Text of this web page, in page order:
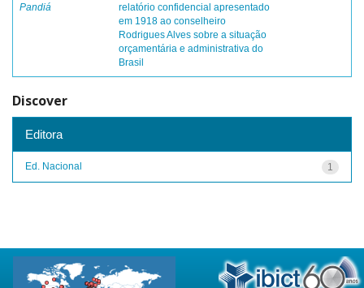
Pandiá
relatório confidencial apresentado
em 1918 ao conselheiro
Rodrigues Alves sobre a situação
orçamentária e administrativa do
Brasil
Discover
Editora
1
Ed. Nacional